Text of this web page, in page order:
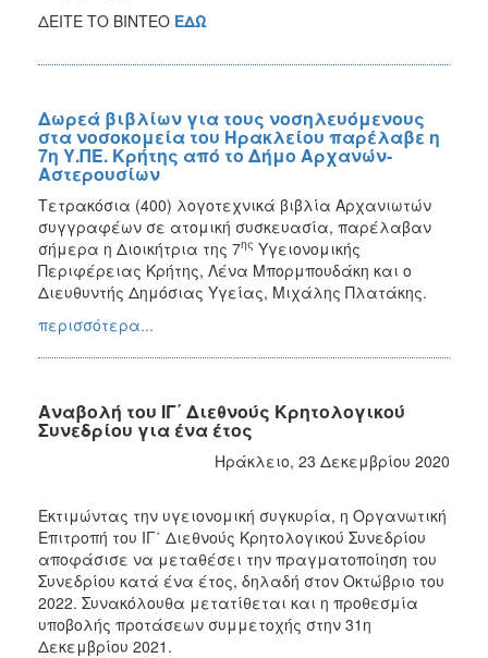
ΔΕΙΤΕ ΤΟ ΒΙΝΤΕΟ ΕΔΩ
Δωρεά βιβλίων για τους νοσηλευόμενους
στα νοσοκομεία του Ηρακλείου παρέλαβε η
7η Υ.ΠΕ. Κρήτης από το Δήμο Αρχανών-
Αστερουσίων
Τετρακόσια (400) λογοτεχνικά βιβλία Αρχανιωτών
συγγραφέων σε ατομική συσκευασία, παρέλαβαν
σήμερα η Διοικήτρια της 7ης Υγειονομικής
Περιφέρειας Κρήτης, Λένα Μπορμπουδάκη και ο
Διευθυντής Δημόσιας Υγείας, Μιχάλης Πλατάκης.
περισσότερα...
Αναβολή του ΙΓ΄ Διεθνούς Κρητολογικού
Συνεδρίου για ένα έτος
Ηράκλειο, 23 Δεκεμβρίου 2020
Εκτιμώντας την υγειονομική συγκυρία, η Οργανωτική
Επιτροπή του ΙΓ΄ Διεθνούς Κρητολογικού Συνεδρίου
αποφάσισε να μεταθέσει την πραγματοποίηση του
Συνεδρίου κατά ένα έτος, δηλαδή στον Οκτώβριο του
2022. Συνακόλουθα μετατίθεται και η προθεσμία
υποβολής προτάσεων συμμετοχής στην 31η
Δεκεμβρίου 2021.